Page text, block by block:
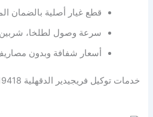
قطع غيار أصلية بالضمان
سرعة وصول لطلخا،
أسعار شفافة وبدون
خدمات توكيل فريجيدير الدقهلية 19418